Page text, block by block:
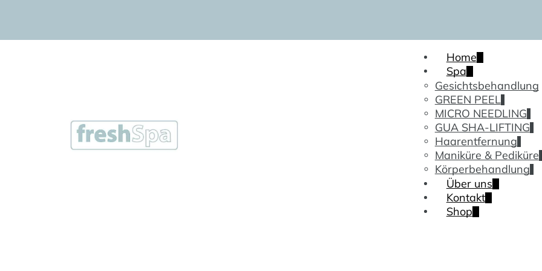
Home
Spa
Gesichtsbehandlung
GREEN PEEL
MICRO NEEDLING
GUA SHA-LIFTING
Haarentfernung
Maniküre & Pediküre
Körperbehandlung
Über uns
Kontakt
Shop